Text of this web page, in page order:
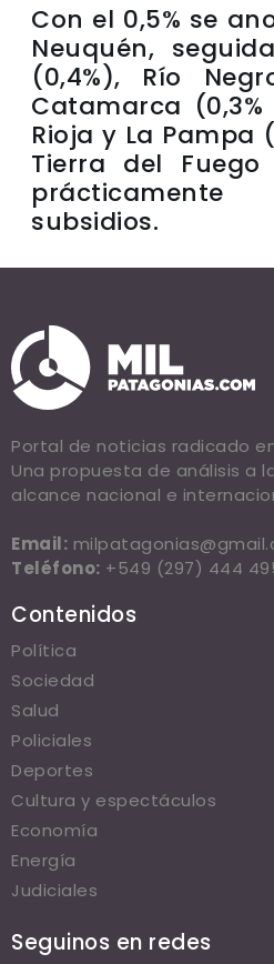
Con el 0,5% se
Neuquén,
(0,4%), Río
Catamarca
Rioja y La Pampa
Tierra del
subsidios.
Portal de noticias radicado
Una propuesta de análisis a
alcance nacional e
Email:
Teléfono: +549 (297) 444
Contenidos
Política
Sociedad
Salud
Policiales
Deportes
Cultura y espectáculos
Economía
Energía
Judiciales
Seguinos en redes